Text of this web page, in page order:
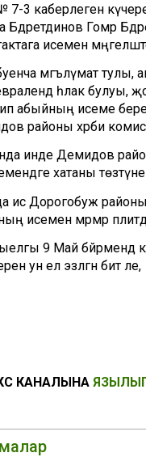
7-3 каберлегенә
Гомәр
исемен
мәгълүмат
һәлак булуы,
абыйның исеме
районы хәрби
инде Демидов
хатаны
Дорогобуж
исемен мәрмәр
9 Май
ун ел эзләгән бит
КАНАЛЫНА